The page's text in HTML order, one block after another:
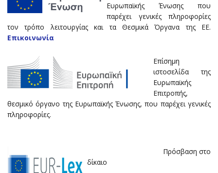
Ευρωπαϊκής Ένωσης που
παρέχει γενικές πληροφορίες
τον τρόπο λειτουργίας και τα Θεσμικά Όργανα της ΕΕ.
Επικοινωνία
Επίσημη
ιστοσελίδα της
Ευρωπαϊκής
Επιτροπής,
θεσμικό όργανο της Ευρωπαϊκής Ένωσης, που παρέχει γενικές
πληροφορίες.
Πρόσβαση στο
δίκαιο